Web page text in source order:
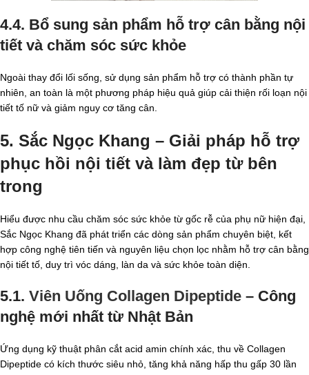
4.4. Bổ sung sản phẩm hỗ trợ cân bằng nội
tiết và chăm sóc sức khỏe
Ngoài thay đổi lối sống, sử dụng sản phẩm hỗ trợ có thành phần tự
nhiên, an toàn là một phương pháp hiệu quả giúp cải thiện rối loạn nội
tiết tố nữ và giảm nguy cơ tăng cân.
5. Sắc Ngọc Khang – Giải pháp hỗ trợ
phục hồi nội tiết và làm đẹp từ bên
trong
Hiểu được nhu cầu chăm sóc sức khỏe từ gốc rễ của phụ nữ hiện đại,
Sắc Ngọc Khang đã phát triển các dòng sản phẩm chuyên biệt, kết
hợp công nghệ tiên tiến và nguyên liệu chọn lọc nhằm hỗ trợ cân bằng
nội tiết tố, duy trì vóc dáng, làn da và sức khỏe toàn diện.
5.1. Viên Uống Collagen Dipeptide – Công
nghệ mới nhất từ Nhật Bản
Ứng dụng kỹ thuật phân cắt acid amin chính xác, thu về Collagen
Dipeptide có kích thước siêu nhỏ, tăng khả năng hấp thu gấp 30 lần